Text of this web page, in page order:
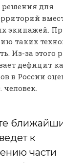
решения для
экипажей.
таких
Из-за этого
дефицит
в России
к
части